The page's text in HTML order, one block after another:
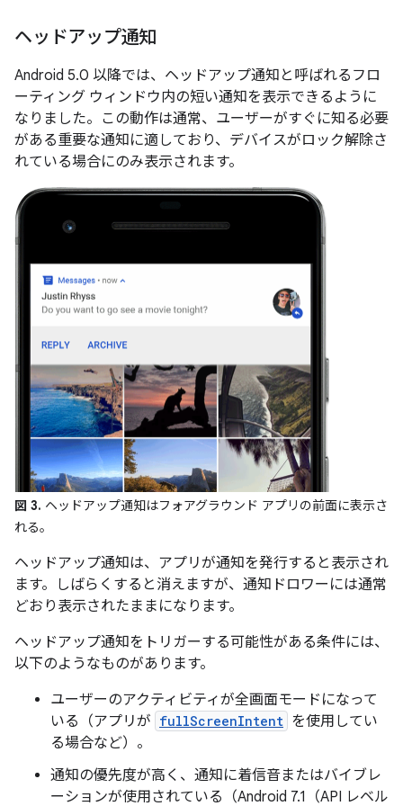
ヘッドアップ通知
Android 5.0 以降では、ヘッドアップ通知 と呼ばれるフロ
ーティング ウィンドウ内の短い通知を表示できるように
なりました。この動作は通常、ユーザーがすぐに知る必要
がある重要な通知に適しており、デバイスがロック解除さ
れている場合にのみ表示されます。
図 3. ヘッドアップ通知はフォアグラウンド アプリの前面に表示さ
れる。
ヘッドアップ通知は、アプリが通知を発行すると表示され
ます。しばらくすると消えますが、通知ドロワーには通常
どおり表示されたままになります。
ヘッドアップ通知をトリガーする可能性がある条件には、
以下のようなものがあります。
ユーザーのアクティビティが全画面モードになって
いる（アプリが fullScreenIntent を使用してい
る場合など）。
通知の優先度が高く、通知に着信音またはバイブレ
ーションが使用されている（Android 7.1（API レベル